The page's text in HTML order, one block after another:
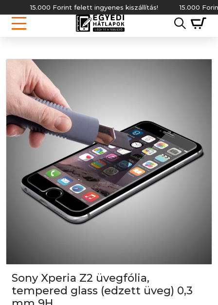
15.000 Forint felett ingyenes kiszállítás! 15.000 Forint
Sony Xperia Z2 üvegfólia,
tempered glass (edzett üveg) 0,3